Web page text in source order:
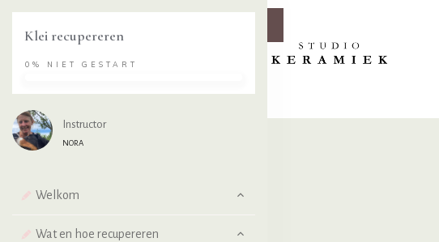
Klei recupereren
0% NIET GESTART
Instructor
NORA
Welkom
Wat en hoe recupereren